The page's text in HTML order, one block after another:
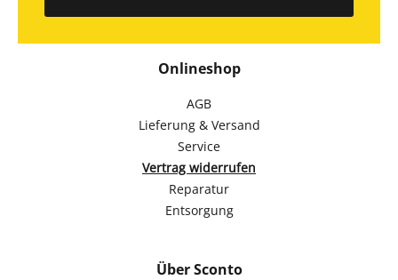
Onlineshop
AGB
Lieferung & Versand
Service
Vertrag widerrufen
Reparatur
Entsorgung
Über Sconto